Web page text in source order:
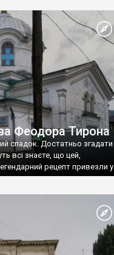
став Василем-
Русі. На честь
місто […]
Феодора Тирона
спадок. Достатньо згадати
всі знаєте, що цей,
рецепт привезли у